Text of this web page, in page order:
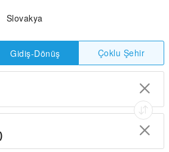
Slovakya
Gidiş-Dönüş Çoklu Şehir